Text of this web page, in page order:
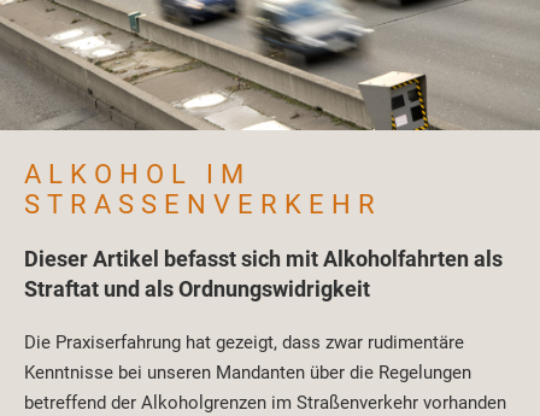
ALKOHOL IM
STRASSENVERKEHR
Dieser Artikel befasst sich mit Alkoholfahrten als
Straftat und als Ordnungswidrigkeit
Die Praxiserfahrung hat gezeigt, dass zwar rudimentäre
Kenntnisse bei unseren Mandanten über die Regelungen
betreffend der Alkoholgrenzen im Straßenverkehr vorhanden